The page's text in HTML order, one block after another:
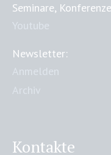
Seminare,
Newsletter:
Kontakte